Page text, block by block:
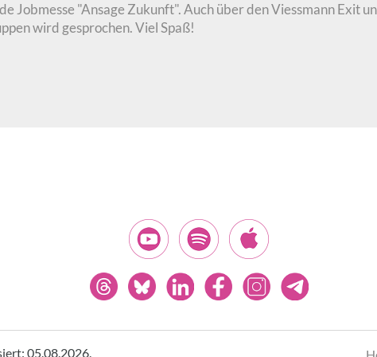
Jobmesse "Ansage Zukunft". Auch über den Viessmann Exit
wird gesprochen. Viel Spaß!
05.08.2026.